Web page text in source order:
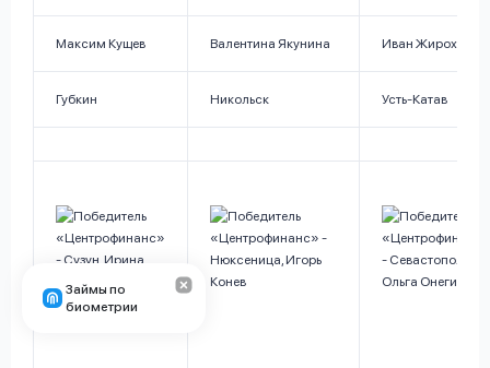
Займы по
биометрии
Максим Кущев Валентина Якунина Иван Жирохов
Губкин Никольск Усть-Катав